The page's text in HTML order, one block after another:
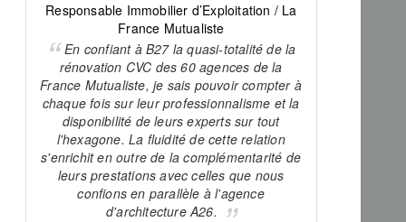
Responsable Immobilier d’Exploitation / La
France Mutualiste
En confiant à B27 la quasi-totalité de la
rénovation CVC des 60 agences de la
France Mutualiste, je sais pouvoir compter à
chaque fois sur leur professionnalisme et la
disponibilité de leurs experts sur tout
l'hexagone. La fluidité de cette relation
s'enrichit en outre de la complémentarité de
leurs prestations avec celles que nous
confions en parallèle à l'agence
d'architecture A26.